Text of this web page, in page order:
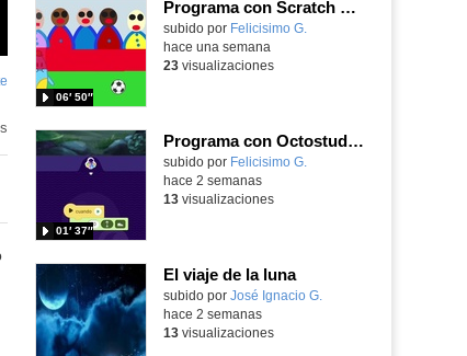
pantalla
Programa con Scratch Jr una barrera que se desplaza para dar sensación de movimiento
Contenido educativo.
subido por Felicisimo G.
06′ 50″
hace una semana
23visualizaciones
Programa con Octostudio de un modo sencillo, offline y gratuito
Contenido educativo.
subido por Felicisimo G.
01′ 37″
hace 2 semanas
13visualizaciones
El viaje de la luna
Contenido educativo.
subido por José Ignacio G.
hace 2 semanas
13visualizaciones